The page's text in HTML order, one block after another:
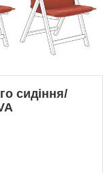
сидіння/